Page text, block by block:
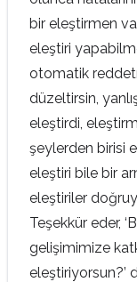
bir eleştirmen
eleştiri
otomatik
düzeltirsin,
eleştirdi,
şeylerden birisi
eleştiri bile bir
eleştiriler
Teşekkür eder,
gelişimimize
eleştiriyorsun?’